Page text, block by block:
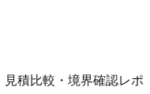
積比較・境界確認レポ